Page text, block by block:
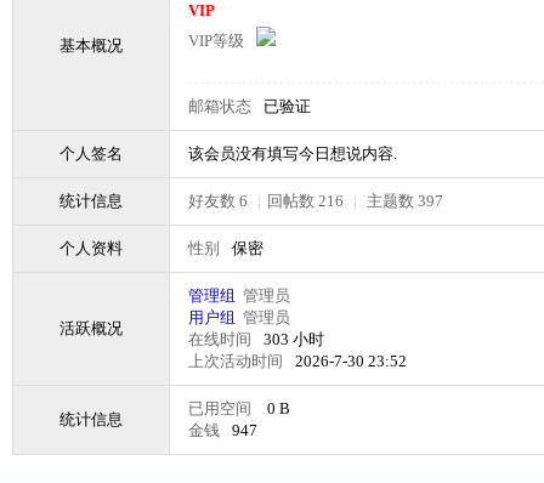
基本概况
VIP
VIP等级
邮箱状态 已验证
个人签名 该会员没有填写今日想说内容.
统计信息 好友数 6 | 回帖数 216 | 主题数 397
个人资料 性别 保密
活跃概况
管理组 管理员
用户组 管理员
在线时间
303 小时
上次活动时间
2026-7-30 23:52
统计信息
已用空间
0 B
金钱
947